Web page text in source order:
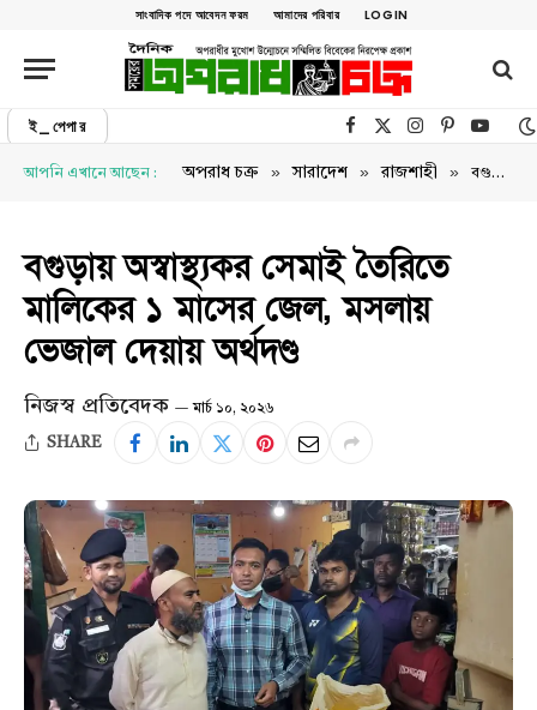
সাংবাদিক পদে আবেদন ফরম আমাদের পরিবার LOGIN
ই_পেপার Facebook
X (Twitter)Instagram
Pinterest
আপনি এখানে আছেন : অপরাধ চক্র » সারাদেশ » রাজশাহী » বগুড়ায় অস্বাস্থ্যকর সেমাই তৈরিতে মালিকের ১ মাসের জেল, মসলায় ভেজাল দেয়ায় অর্থদণ্ড
বগুড়ায় অস্বাস্থ্যকর সেমাই তৈরিতে
মালিকের ১ মাসের জেল, মসলায়
ভেজাল দেয়ায় অর্থদণ্ড
নিজস্ব প্রতিবেদক মার্চ ১০, ২০২৬
SHARE